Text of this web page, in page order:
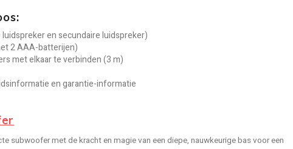
en secundaire luidspreker)
2 AAA-batterijen)
met elkaar te verbinden (3 m)
en garantie-informatie
subwoofer met de kracht en magie van een diepe, nauwkeurige bas voor een